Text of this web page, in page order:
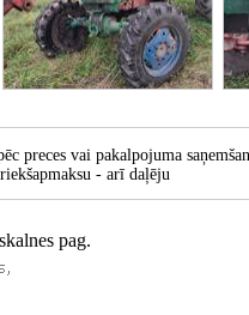
preces vai pakalpojuma
- arī daļēju
pag.